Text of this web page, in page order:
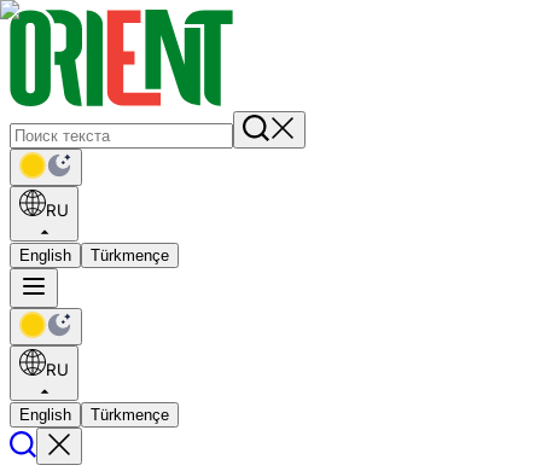
RU
English Türkmençe
RU
English Türkmençe